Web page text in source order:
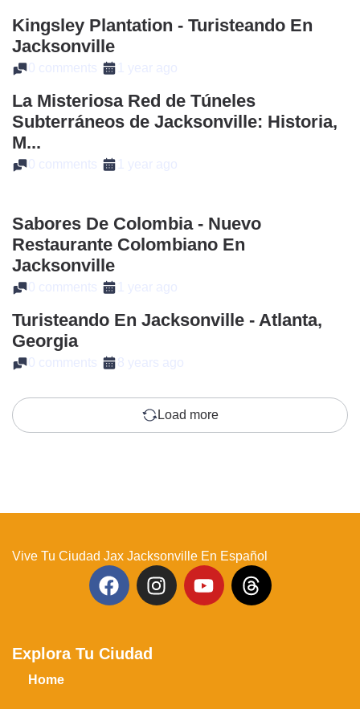
Kingsley Plantation - Turisteando En
Jacksonville
0 comments 1 year ago
La Misteriosa Red de Túneles
Subterráneos de Jacksonville: Historia,
M...
0 comments 1 year ago
Sabores De Colombia - Nuevo
Restaurante Colombiano En
Jacksonville
0 comments 1 year ago
Turisteando En Jacksonville - Atlanta,
Georgia
0 comments 8 years ago
Load more
Vive Tu Ciudad Jax Jacksonville En Español
Explora Tu Ciudad
Home